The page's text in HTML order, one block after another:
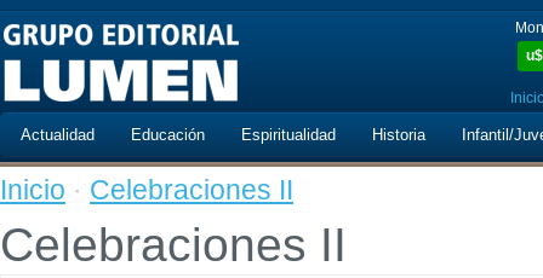
u$
Actualidad Educación Espiritualidad Historia Infantil/
Inicio · Celebraciones II
Celebraciones II